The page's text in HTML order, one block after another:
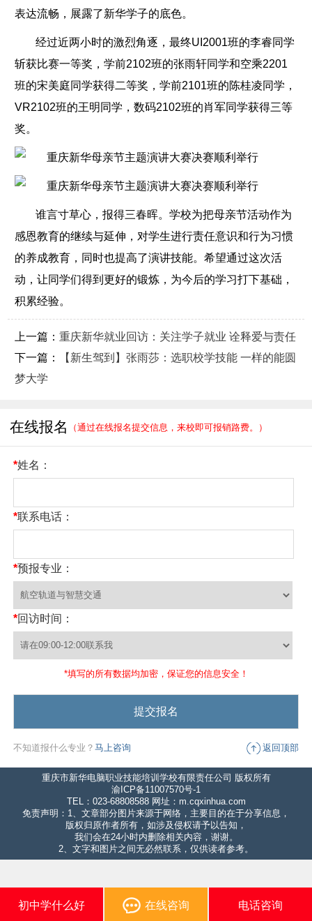
表达流畅，展露了新华学子的底色。
经过近两小时的激烈角逐，最终UI2001班的李睿同学
斩获比赛一等奖，学前2102班的张雨轩同学和空乘2201
班的宋美庭同学获得二等奖，学前2101班的陈桂凌同学，
VR2102班的王明同学，数码2102班的肖军同学获得三等
奖。
谁言寸草心，报得三春晖。学校为把母亲节活动作为
感恩教育的继续与延伸，对学生进行责任意识和行为习惯
的养成教育，同时也提高了演讲技能。希望通过这次活
动，让同学们得到更好的锻炼，为今后的学习打下基础，
积累经验。
上一篇：重庆新华就业回访：关注学子就业 诠释爱与责任
下一篇：
【新生驾到】张雨莎：选职校学技能 一样的能圆
梦大学
在线报名 （通过在线报名提交信息，来校即可报销路费。）
*姓名：
*联系电话：
*预报专业：
*回访时间：
*填写的所有数据均加密，保证您的信息安全！
不知道报什么专业？马上咨询 返回顶部
重庆市新华电脑职业技能培训学校有限责任公司 版权所有
渝ICP备11007570号-1
TEL：023-68808588 网址：m.cqxinhua.com
免责声明：1、文章部分图片来源于网络，主要目的在于分享信息，
版权归原作者所有，如涉及侵权请予以告知，
我们会在24小时内删除相关内容，谢谢。
2、文字和图片之间无必然联系，仅供读者参考。
初中学什么好 在线咨询 电话咨询